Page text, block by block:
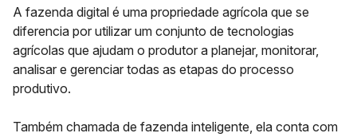
A fazenda digital é uma propriedade agrícola que se
diferencia por utilizar um conjunto de tecnologias
agrícolas que ajudam o produtor a planejar, monitorar,
analisar e gerenciar todas as etapas do processo
produtivo.
Também chamada de fazenda inteligente, ela conta com